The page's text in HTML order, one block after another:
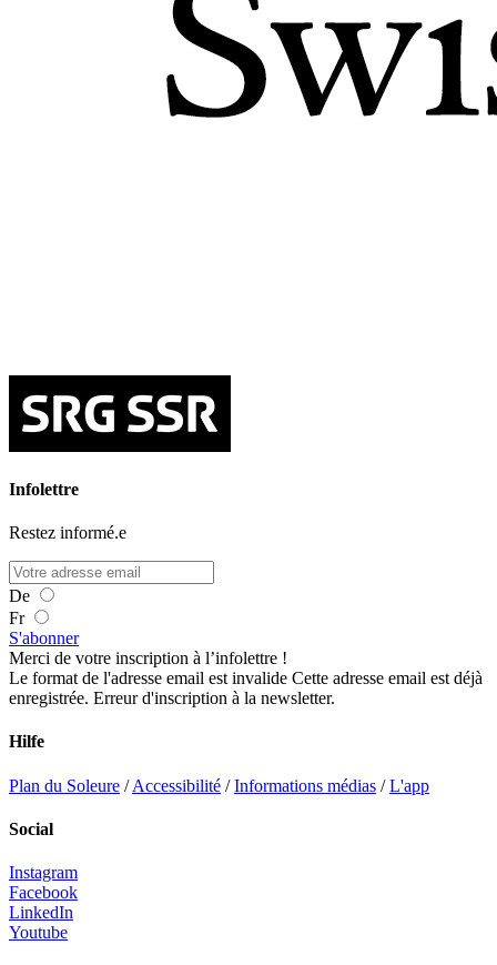
Infolettre
Restez informé.e
De
Fr
S'abonner
Merci de votre inscription à l’infolettre !
Le format de l'adresse email est invalide Cette adresse email est déjà
enregistrée. Erreur d'inscription à la newsletter.
Hilfe
Plan du Soleure /Accessibilité /Informations médias /L'app
Social
Instagram
Facebook
LinkedIn
Youtube